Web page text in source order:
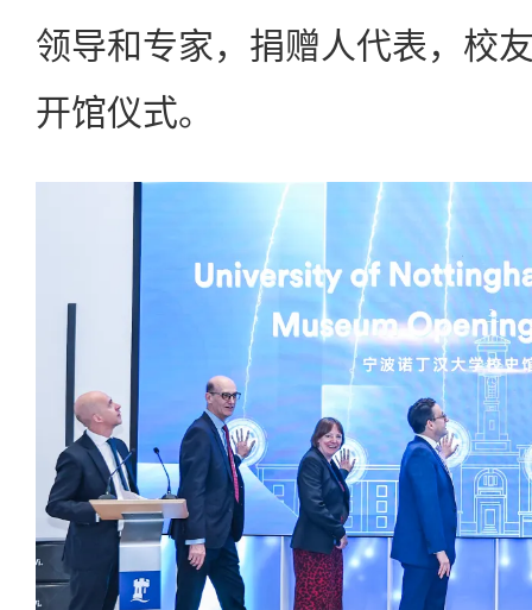
领导和专家，捐赠人代表，校
开馆仪式。